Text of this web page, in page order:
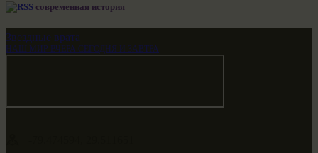
современная история
Звездные врата
НАШ МИР ВЧЕРА СЕГОДНЯ И ЗАВТРА